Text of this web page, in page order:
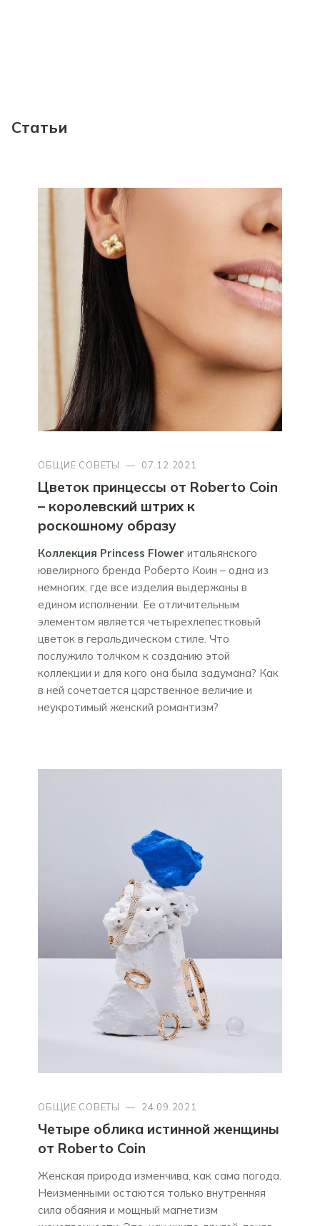
Статьи
ОБЩИЕ СОВЕТЫ — 07.12.2021
Цветок принцессы от Roberto Coin
– королевский штрих к
роскошному образу
Коллекция Princess Flower итальянского
ювелирного бренда Роберто Коин – одна из
немногих, где все изделия выдержаны в
едином исполнении. Ее отличительным
элементом является четырехлепестковый
цветок в геральдическом стиле. Что
послужило толчком к созданию этой
коллекции и для кого она была задумана? Как
в ней сочетается царственное величие и
неукротимый женский романтизм?
ОБЩИЕ СОВЕТЫ — 24.09.2021
Четыре облика истинной женщины
от Roberto Coin
Женская природа изменчива, как сама погода.
Неизменными остаются только внутренняя
сила обаяния и мощный магнетизм